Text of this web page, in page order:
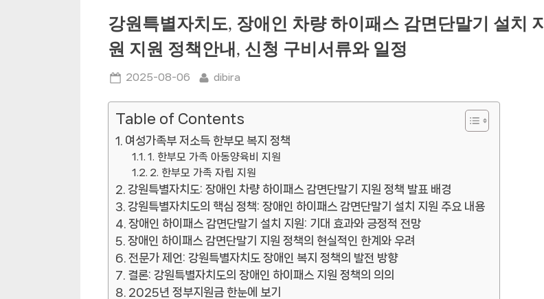
강원특별자치도, 장애인 차량 하이패스 감면단말기 설치 지
원 지원 정책안내, 신청 구비서류와 일정
Posted
2025-08-06 By
dibira
Table of Contents
여성가족부 저소득 한부모 복지 정책
1. 한부모 가족 아동양육비 지원
2. 한부모 가족 자립 지원
강원특별자치도: 장애인 차량 하이패스 감면단말기 지원 정책 발표 배경
강원특별자치도의 핵심 정책: 장애인 하이패스 감면단말기 설치 지원 주요 내용
장애인 하이패스 감면단말기 설치 지원: 기대 효과와 긍정적 전망
장애인 하이패스 감면단말기 지원 정책의 현실적인 한계와 우려
전문가 제언: 강원특별자치도 장애인 복지 정책의 발전 방향
결론: 강원특별자치도의 장애인 하이패스 지원 정책의 의의
2025년 정부지원금 한눈에 보기